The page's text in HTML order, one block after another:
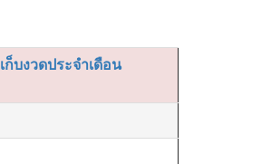
เก็บงวดประจำเดือน